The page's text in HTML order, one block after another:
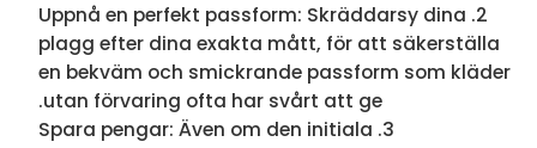
Uppnå en perfekt passform: Skräddarsy dina
plagg efter dina exakta mått, för att säkerställa
en bekväm och smickrande passform som kläder
utan förvaring ofta har svårt att ge.
Spara pengar: Även om den initiala